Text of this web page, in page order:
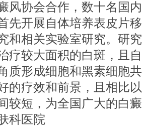
风协会合作，数十名国
先开展自体培养表皮片
和相关实验室研究。研
疗较大面积的白斑，且
质形成细胞和黑素细胞
的疗效和前景，且相比
较短，为全国广大的白
科医院